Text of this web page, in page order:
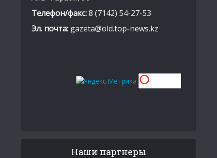
Телефон/факс:8 (7142) 54-27-53
Эл. почта: gazeta@old.top-news.kz
Наши партнеры